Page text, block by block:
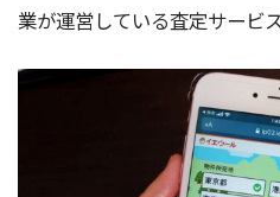
業が運営している査定サービス